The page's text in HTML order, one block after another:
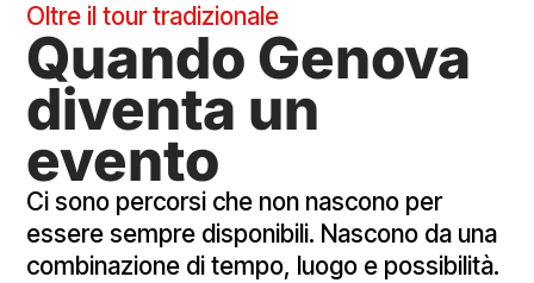
Oltre il tour tradizionale
Quando Genova
diventa un
evento
Ci sono percorsi che non nascono per
essere sempre disponibili. Nascono da una
combinazione di tempo, luogo e possibilità.